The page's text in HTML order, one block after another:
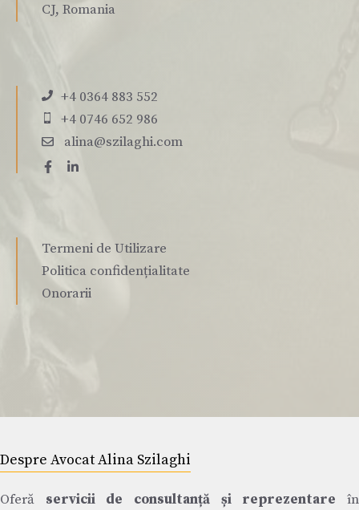
CJ, Romania
+4 0364 883 552
+4 0746 652 986
alina@szilaghi.com
Termeni de Utilizare
Politica confidențialitate
Onorarii
Despre Avocat Alina Szilaghi
Oferă servicii de consultanță și reprezentare în